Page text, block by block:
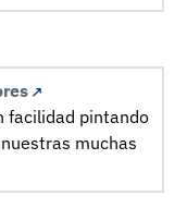
facilidad pintando
muchas